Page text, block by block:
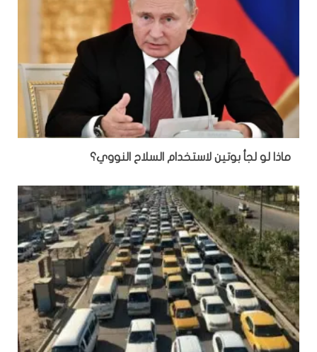
ماذا لو لجأ بوتين لاستخدام السلاح النووي؟